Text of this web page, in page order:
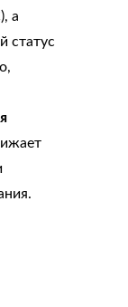
а
статус